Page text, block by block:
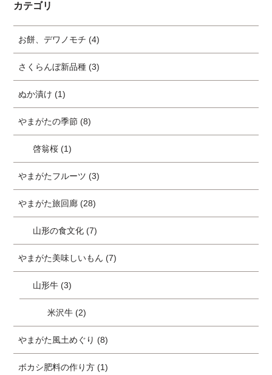
カテゴリ
お餅、デワノモチ (4)
さくらんぼ新品種 (3)
ぬか漬け (1)
やまがたの季節 (8)
啓翁桜 (1)
やまがたフルーツ (3)
やまがた旅回廊 (28)
山形の食文化 (7)
やまがた美味しいもん (7)
山形牛 (3)
米沢牛 (2)
やまがた風土めぐり (8)
ボカシ肥料の作り方 (1)